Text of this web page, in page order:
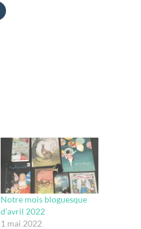
Notre mois bloguesque
d’avril 2022
1 mai 2022